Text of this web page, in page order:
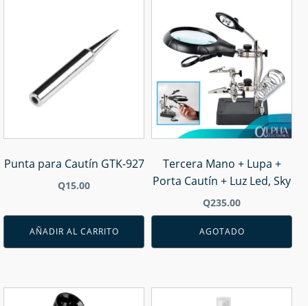
Punta para Cautín GTK-927
Q15.00
AÑADIR AL CARRITO
Tercera Mano + Lupa +
Porta Cautín + Luz Led, Sky
Q235.00
AGOTADO